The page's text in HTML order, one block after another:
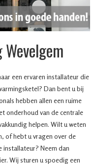
een ervaren installateur die
Dan bent u bij
hebben allen een ruime
onderhoud van de centrale
helpen. Wilt u weten
of hebt u vragen over de
installateur? Neem dan
Wij sturen u spoedig een